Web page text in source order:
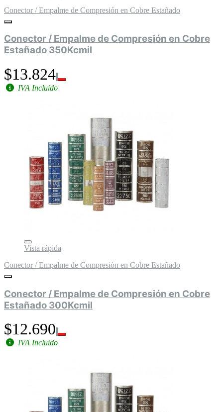
Conector / Empalme de Compresión en Cobre Estañado
Conector / Empalme de Compresión en Cobre
Estañado 350Kcmil
$13.824
IVA Incluido
Vista rápida
Conector / Empalme de Compresión en Cobre Estañado
Conector / Empalme de Compresión en Cobre
Estañado 300Kcmil
$12.690
IVA Incluido